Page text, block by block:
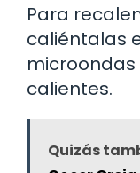
Para
caliéntalas
calientes.
Quizás